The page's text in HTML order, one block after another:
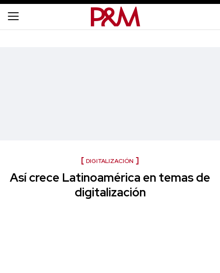
DIGITALIZACIÓN
Así crece Latinoamérica en temas de
digitalización